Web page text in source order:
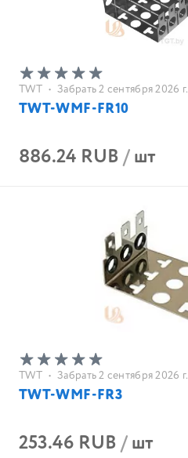
TWT • Забрать 2 сентября 2026 г.
TWT-WMF-FR10
886.24 RUB/шт
TWT • Забрать 2 сентября 2026 г.
TWT-WMF-FR3
253.46 RUB/шт